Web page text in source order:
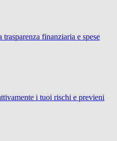
trasparenza finanziaria e spese
i tuoi rischi e previeni